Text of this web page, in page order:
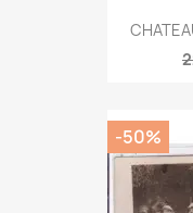
-50%